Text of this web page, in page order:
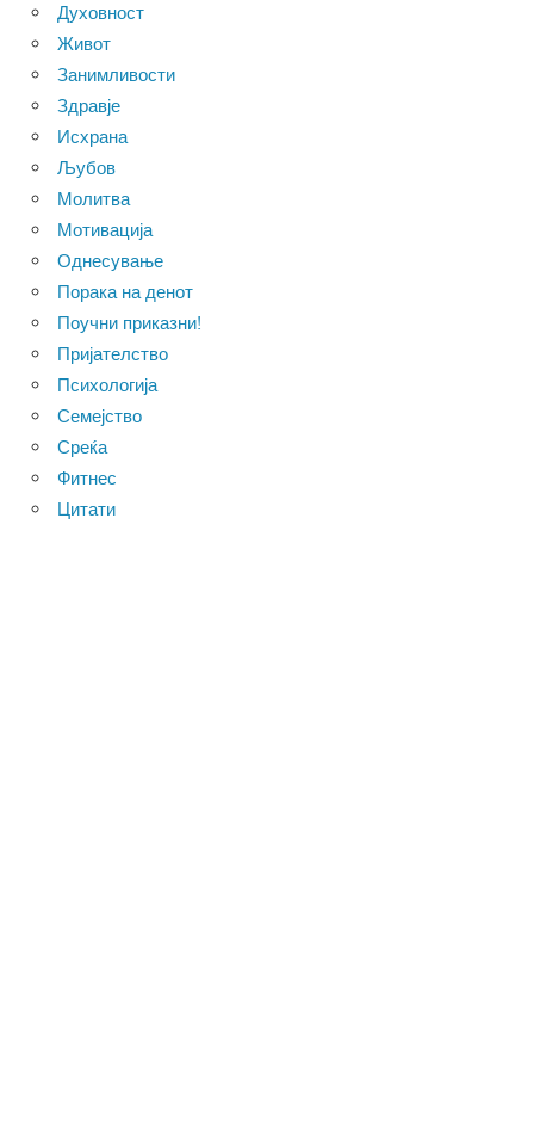
Духовност
Живот
Занимливости
Здравје
Исхрана
Љубов
Молитва
Мотивација
Однесување
Порака на денот
Поучни приказни!
Пријателство
Психологија
Семејство
Среќа
Фитнес
Цитати